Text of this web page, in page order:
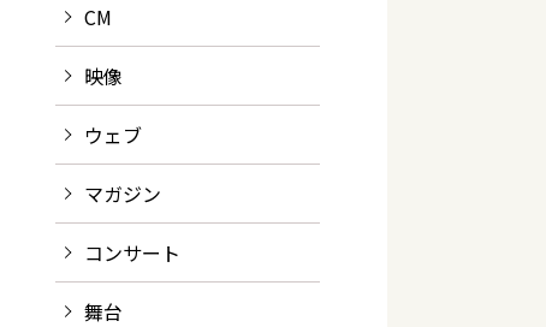
CM
映像
ウェブ
マガジン
コンサート
舞台